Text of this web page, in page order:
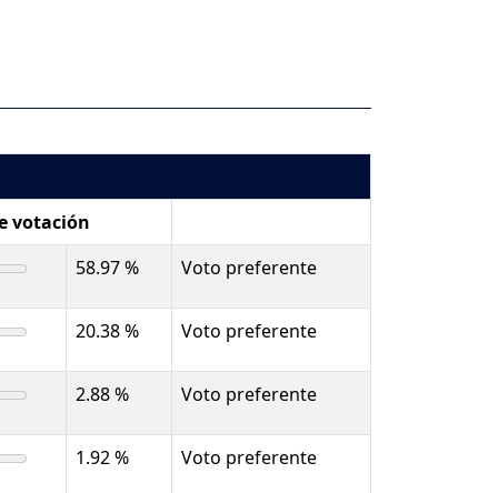
votación
58.97 %
Voto preferente
20.38 % Voto preferente
2.88 % Voto preferente
1.92 % Voto preferente